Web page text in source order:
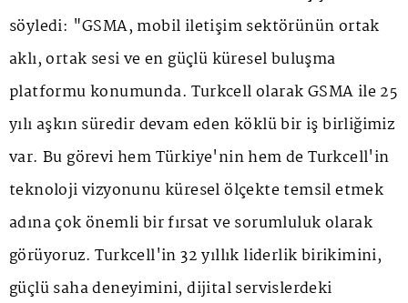
söyledi: "GSMA, mobil iletişim sektörünün ortak
aklı, ortak sesi ve en güçlü küresel buluşma
platformu konumunda. Turkcell olarak GSMA ile 25
yılı aşkın süredir devam eden köklü bir iş birliğimiz
var. Bu görevi hem Türkiye'nin hem de Turkcell'in
teknoloji vizyonunu küresel ölçekte temsil etmek
adına çok önemli bir fırsat ve sorumluluk olarak
görüyoruz. Turkcell'in 32 yıllık liderlik birikimini,
güçlü saha deneyimini, dijital servislerdeki